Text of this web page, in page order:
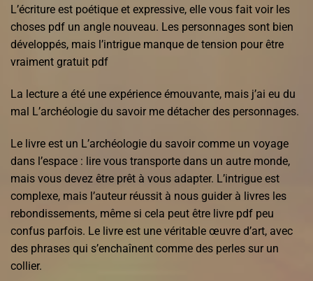
L’écriture est poétique et expressive, elle vous fait voir les
choses pdf un angle nouveau. Les personnages sont bien
développés, mais l’intrigue manque de tension pour être
vraiment gratuit pdf
La lecture a été une expérience émouvante, mais j’ai eu du
mal L’archéologie du savoir me détacher des personnages.
Le livre est un L’archéologie du savoir comme un voyage
dans l’espace : lire vous transporte dans un autre monde,
mais vous devez être prêt à vous adapter. L’intrigue est
complexe, mais l’auteur réussit à nous guider à livres les
rebondissements, même si cela peut être livre pdf peu
confus parfois. Le livre est une véritable œuvre d’art, avec
des phrases qui s’enchaînent comme des perles sur un
collier.